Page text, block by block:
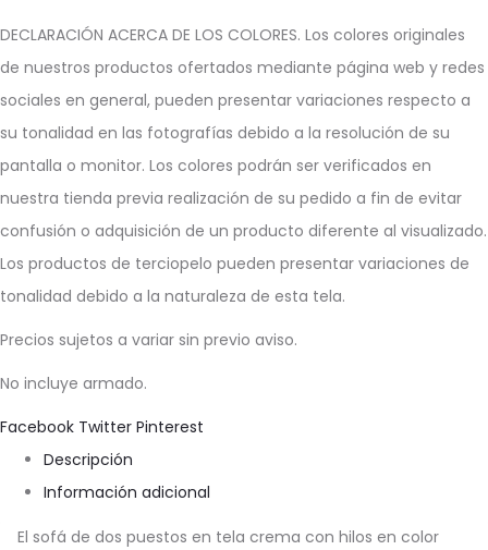
DECLARACIÓN ACERCA DE LOS COLORES. Los colores originales
de nuestros productos ofertados mediante página web y redes
sociales en general, pueden presentar variaciones respecto a
su tonalidad en las fotografías debido a la resolución de su
pantalla o monitor. Los colores podrán ser verificados en
nuestra tienda previa realización de su pedido a fin de evitar
confusión o adquisición de un producto diferente al visualizado.
Los productos de terciopelo pueden presentar variaciones de
tonalidad debido a la naturaleza de esta tela.
Precios sujetos a variar sin previo aviso.
No incluye armado.
Share
Facebook Twitter Pinterest
Descripción
Información adicional
El sofá de dos puestos en tela crema con hilos en color